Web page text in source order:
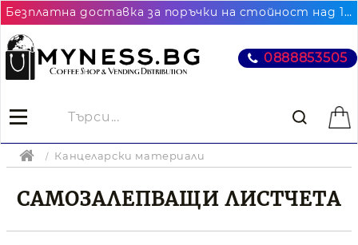
Безплатна доставка за поръчки на стойност над 102.26€ / 200лв. до най-близкия до Вас офис на Еконт
0888853505
Канцеларски материали
САМОЗАЛЕПВАЩИ ЛИСТЧЕТА